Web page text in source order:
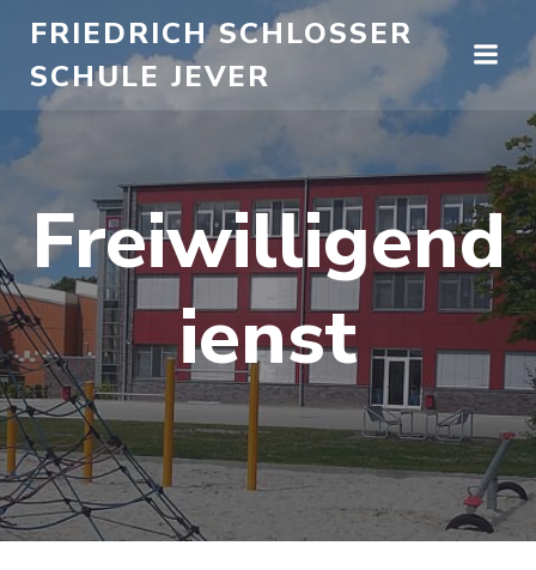
Zum
Inhalt
FRIEDRICH SCHLOSSER
SCHULE JEVER
Freiwilligend
ienst